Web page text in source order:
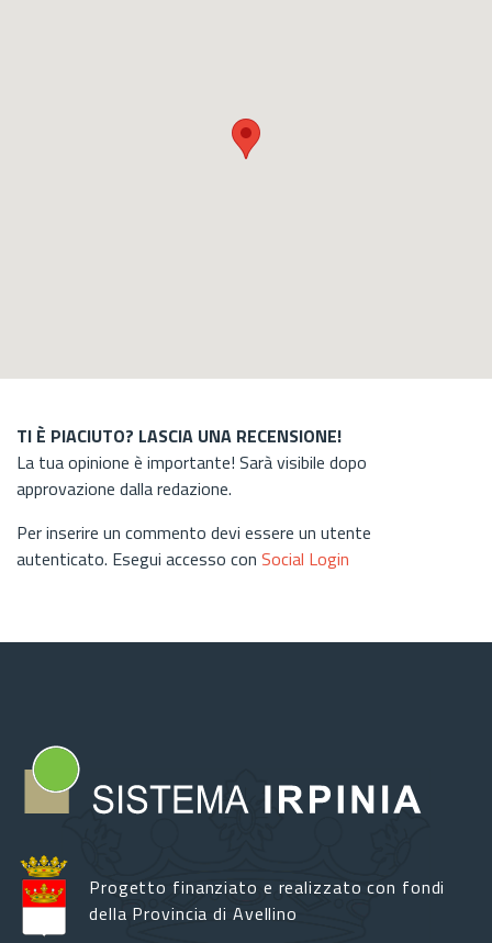
TI È PIACIUTO? LASCIA UNA RECENSIONE!
La tua opinione è importante! Sarà visibile dopo
approvazione dalla redazione.
Per inserire un commento devi essere un utente
autenticato. Esegui accesso con Social Login
Progetto finanziato e realizzato con fondi
della Provincia di Avellino